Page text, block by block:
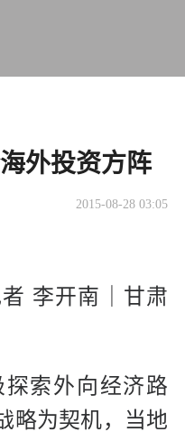
外投资方阵
2015-08-28 03:05
李开南｜甘肃
索外向经济路
略为契机，当地